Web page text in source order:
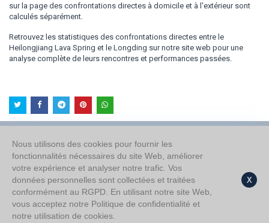
sur la page des confrontations directes à domicile et à l'extérieur sont
calculés séparément.
Retrouvez les statistiques des confrontations directes entre le
Heilongjiang Lava Spring et le Longding sur notre site web pour une
analyse complète de leurs rencontres et performances passées.
À propos de nous
Politique de confidentialité
Nous utilisons des cookies pour fournir les
fonctionnalités nécessaires du site Web, améliorer
votre expérience et analyser notre trafic. Vos
données personnelles sont collectées et traitées
conformément au RGPD. En utilisant notre site Web,
vous acceptez notre Politique de confidentialité et
notre utilisation de cookies.
X